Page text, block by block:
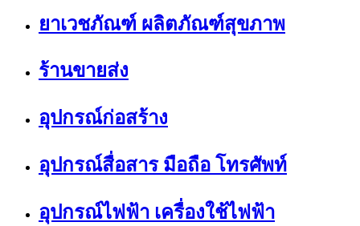
ยาเวชภัณฑ์ ผลิตภัณฑ์สุขภาพ
ร้านขายส่ง
อุปกรณ์ก่อสร้าง
อุปกรณ์สื่อสาร มือถือ โทรศัพท์
อุปกรณ์ไฟฟ้า เครื่องใช้ไฟฟ้า